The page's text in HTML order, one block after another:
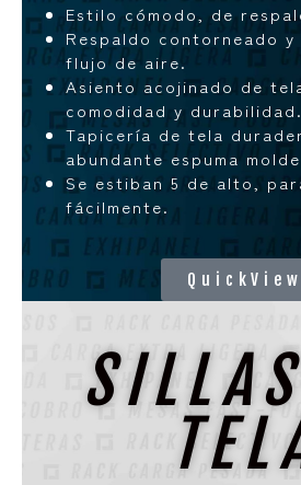
Estilo cómodo, de
Respaldo contorneado
flujo de aire.
Asiento acojinado de
comodidad y durabilidad.
Tapicería de tela
abundante espuma
Se estiban 5 de alto,
fácilmente.
QuickView